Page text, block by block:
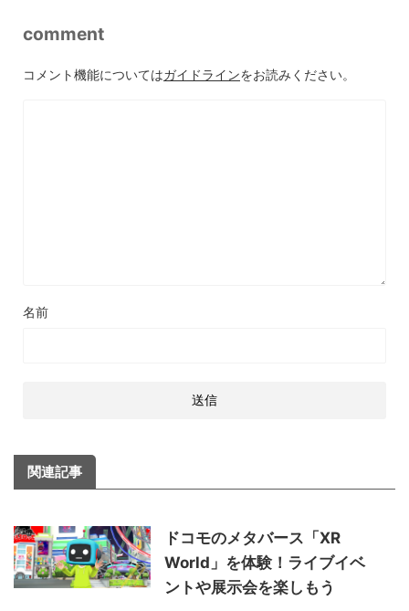
comment
コメント機能についてはガイドラインをお読みください。
名前
関連記事
ドコモのメタバース「XR
World」を体験！ライブイベ
ントや展示会を楽しもう